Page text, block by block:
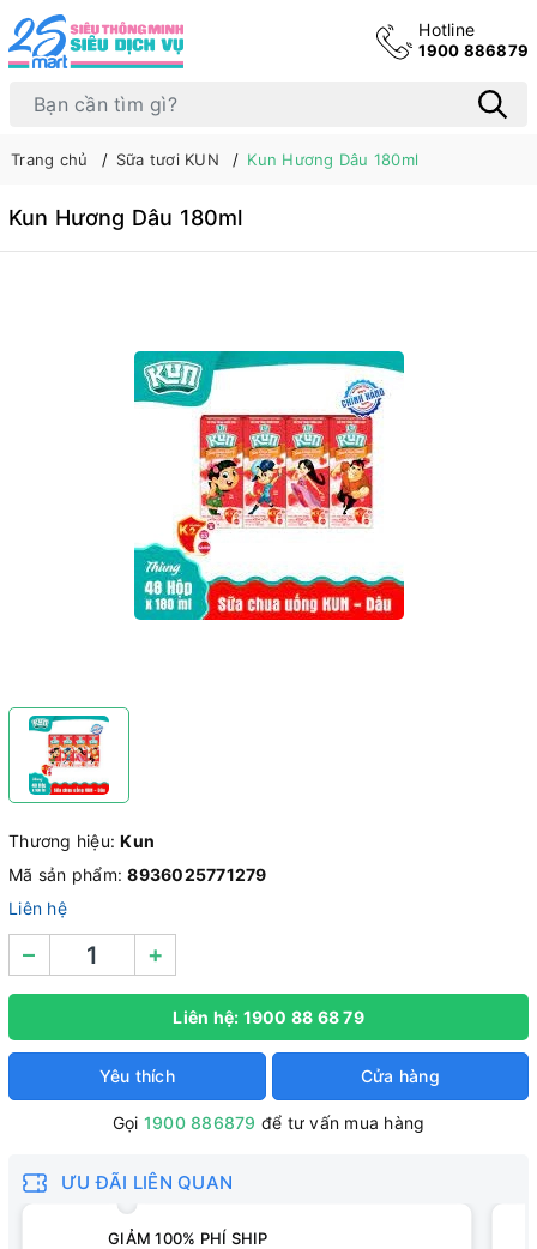
Hotline
1900 886879
Trang chủ Sữa tươi KUN Kun Hương Dâu 180ml
Kun Hương Dâu 180ml
Thương hiệu:Kun
Mã sản phẩm:8936025771279
Liên hệ
– +
Liên hệ: 1900 88 68 79
Yêu thích Cửa hàng
Gọi 1900 886879 để tư vấn mua hàng
ƯU ĐÃI LIÊN QUAN
GIẢM 100% PHÍ SHIP